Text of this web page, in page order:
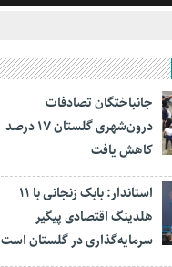
جانباختگان تصادفات
درون‌شهری گلستان ۱۷ درصد
کاهش یافت
استاندار: بابک زنجانی با ۱۱
هلدینگ اقتصادی پیگیر
سرمایه‌گذاری در گلستان است